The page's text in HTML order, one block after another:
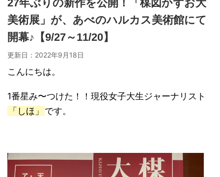
27年ぶりの新作を公開！「楳図かずお大
美術展」が、あべのハルカス美術館にて
開幕♪【9/27～11/20】
更新日： 2022年9月18日
こんにちは。
1番星み〜つけた！！現役女子大生ジャーナリスト
「しほ」
です。